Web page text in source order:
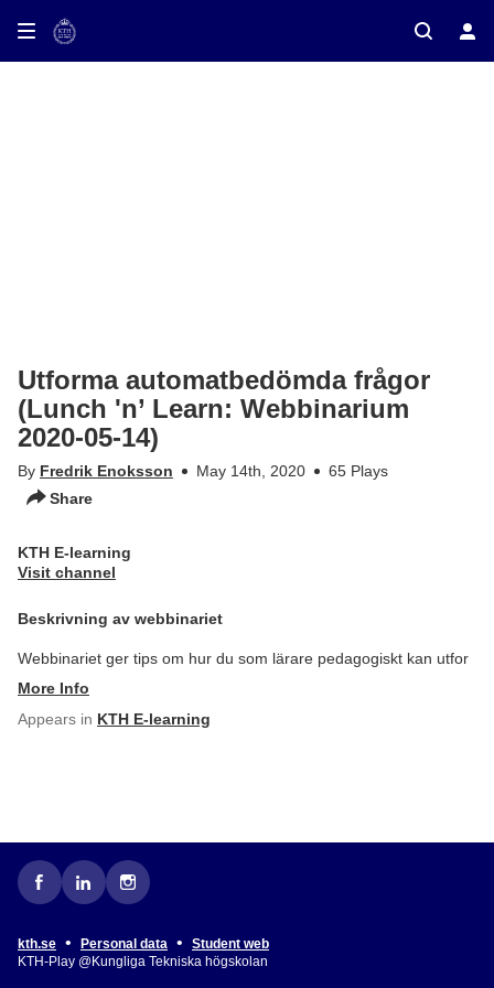
on TV
Utforma automatbedömda frågor
(Lunch 'n’ Learn: Webbinarium
2020-05-14)
By Fredrik Enoksson May 14th, 2020
65 Plays
Share
KTH E-learning
Visit channel
Beskrivning av webbinariet
Webbinariet ger tips om hur du som lärare pedagogiskt kan utfor
More Info
Appears in KTH E-learning
kth.se • Personal data •
Student web
KTH-Play @Kungliga Tekniska högskolan